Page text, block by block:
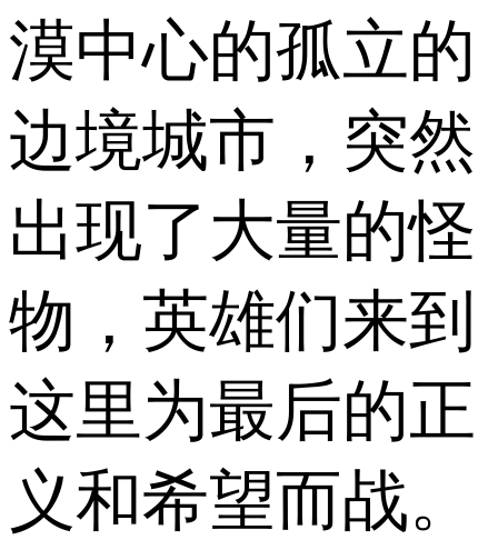
漠中心的孤立的
边境城市，突然
出现了大量的怪
物，英雄们来到
这里为最后的正
义和希望而战。